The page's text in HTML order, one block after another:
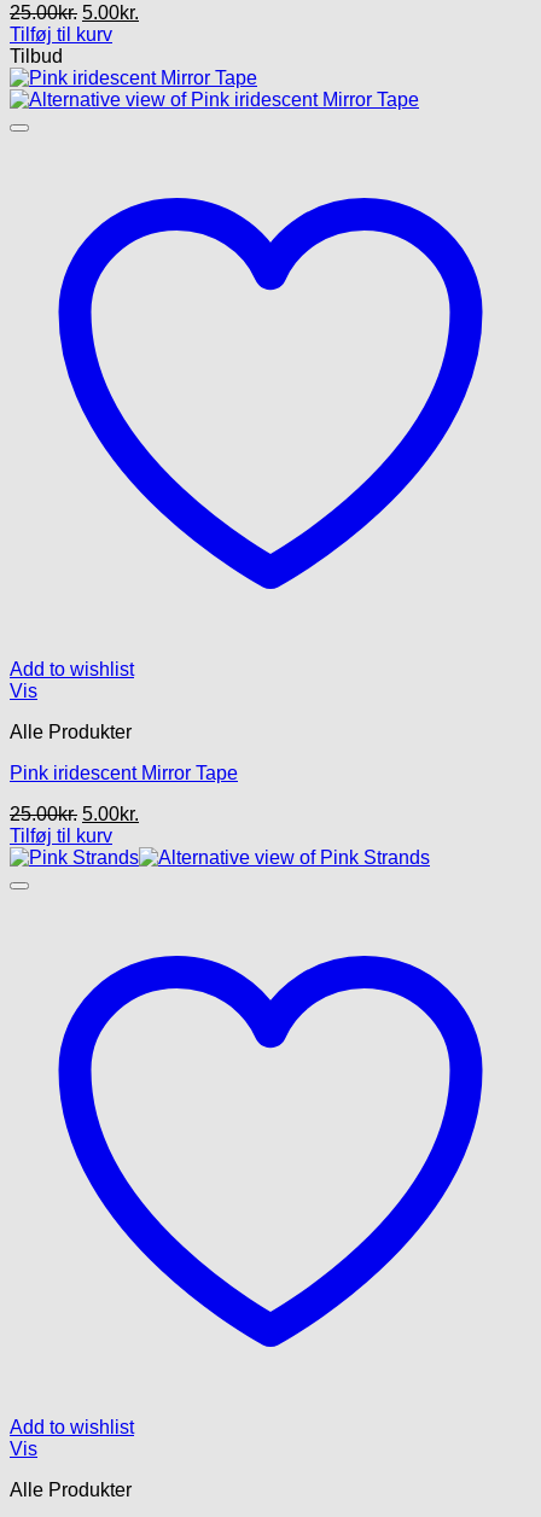
25.00kr. Den
oprindelige
var:
25.00kr..
5.00kr.
er:
5.00kr..
Tilføj til kurv
Tilbud
Add to wishlist
Vis
Alle Produkter
Pink iridescent Mirror Tape
25.00kr. Den
oprindelige
pris
5.00kr.
pris
Tilføj til kurv
Add to wishlist
Vis
Alle Produkter